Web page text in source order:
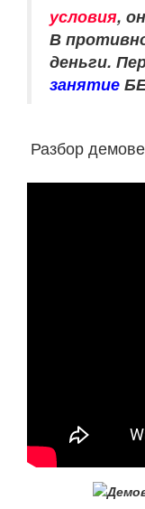
условия,
В
деньги.
занятие
Разбор